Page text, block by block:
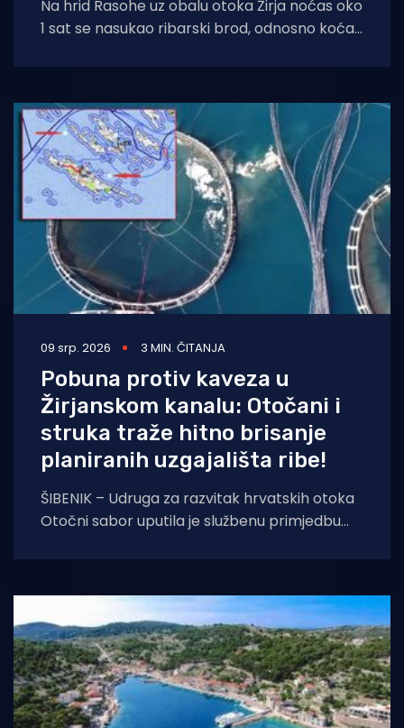
Na hrid Rasohe uz obalu otoka Žirja noćas oko
1 sat se nasukao ribarski brod, odnosno koća.
09 srp. 2026 3 MIN. ČITANJA
Pobuna protiv kaveza u
Žirjanskom kanalu: Otočani i
struka traže hitno brisanje
planiranih uzgajališta ribe!
ŠIBENIK – Udruga za razvitak hrvatskih otoka
Otočni sabor uputila je službenu primjedbu
prosvjed i zahtijevajući